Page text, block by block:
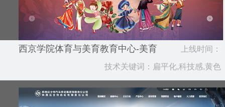
西京学院体育与美育教育中心-美育 上线时间：
2024.12
技术关键词：扁平化,科技感,黄色